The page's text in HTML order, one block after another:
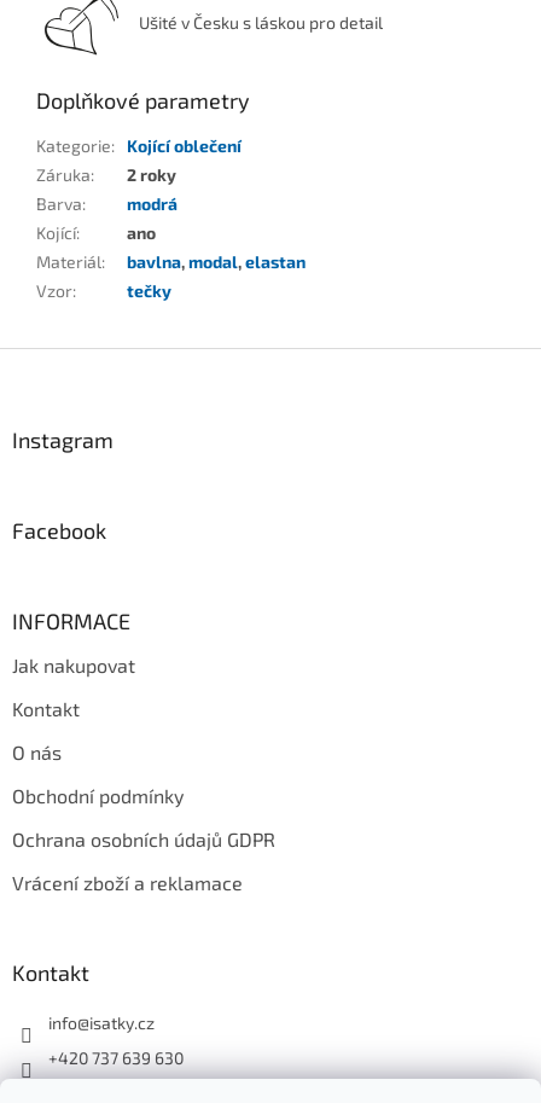
Ušité v Česku s láskou pro detail
Doplňkové parametry
Kategorie:
Kojící oblečení
Záruka:
2 roky
Barva:
modrá
Kojící:
ano
Materiál: bavlna,modal,elastan
Vzor: tečky
Instagram
Facebook
INFORMACE
Jak nakupovat
Kontakt
O nás
Obchodní podmínky
Ochrana osobních údajů GDPR
Vrácení zboží a reklamace
Kontakt
info@isatky.cz
+420 737 639 630